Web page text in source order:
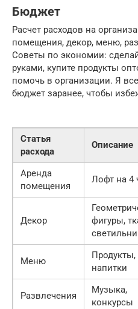
Бюджет
Расчет расходов на
помещения, декор, меню,
Советы по экономии:
руками, купите продукты
помочь в организации. Я
бюджет заранее, чтобы
Статья
расхода
Описание
Аренда
помещения
Лофт на 4
Декор
фигуры,
Меню
Продукты,
напитки
Развлечения
Музыка,
конкурсы